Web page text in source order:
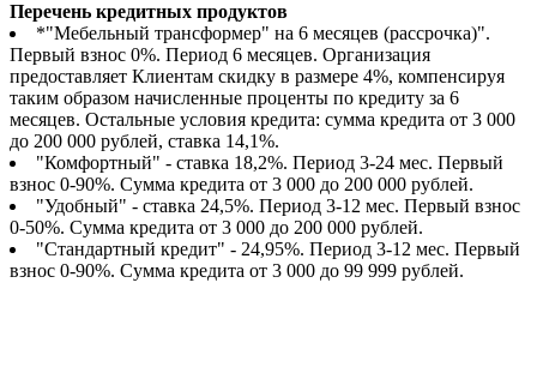
Перечень кредитных продуктов
*"Мебельный трансформер" на 6 месяцев (рассрочка)".
Первый взнос 0%. Период 6 месяцев. Организация
предоставляет Клиентам скидку в размере 4%, компенсируя
таким образом начисленные проценты по кредиту за 6
месяцев. Остальные условия кредита: сумма кредита от 3 000
до 200 000 рублей, ставка 14,1%.
"Комфортный" - ставка 18,2%. Период 3-24 мес. Первый
взнос 0-90%. Сумма кредита от 3 000 до 200 000 рублей.
"Удобный" - ставка 24,5%. Период 3-12 мес. Первый взнос
0-50%. Сумма кредита от 3 000 до 200 000 рублей.
"Стандартный кредит" - 24,95%. Период 3-12 мес. Первый
взнос 0-90%. Сумма кредита от 3 000 до 99 999 рублей.